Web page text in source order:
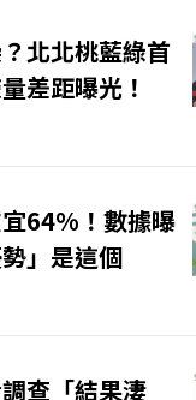
北北桃藍綠首
差距曝光！
64%！數據曝
」是這個
查「結果淒